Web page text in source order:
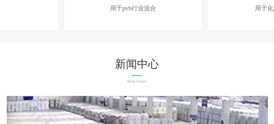
用于pvb行业混合 用于化
新闻中心
News Center